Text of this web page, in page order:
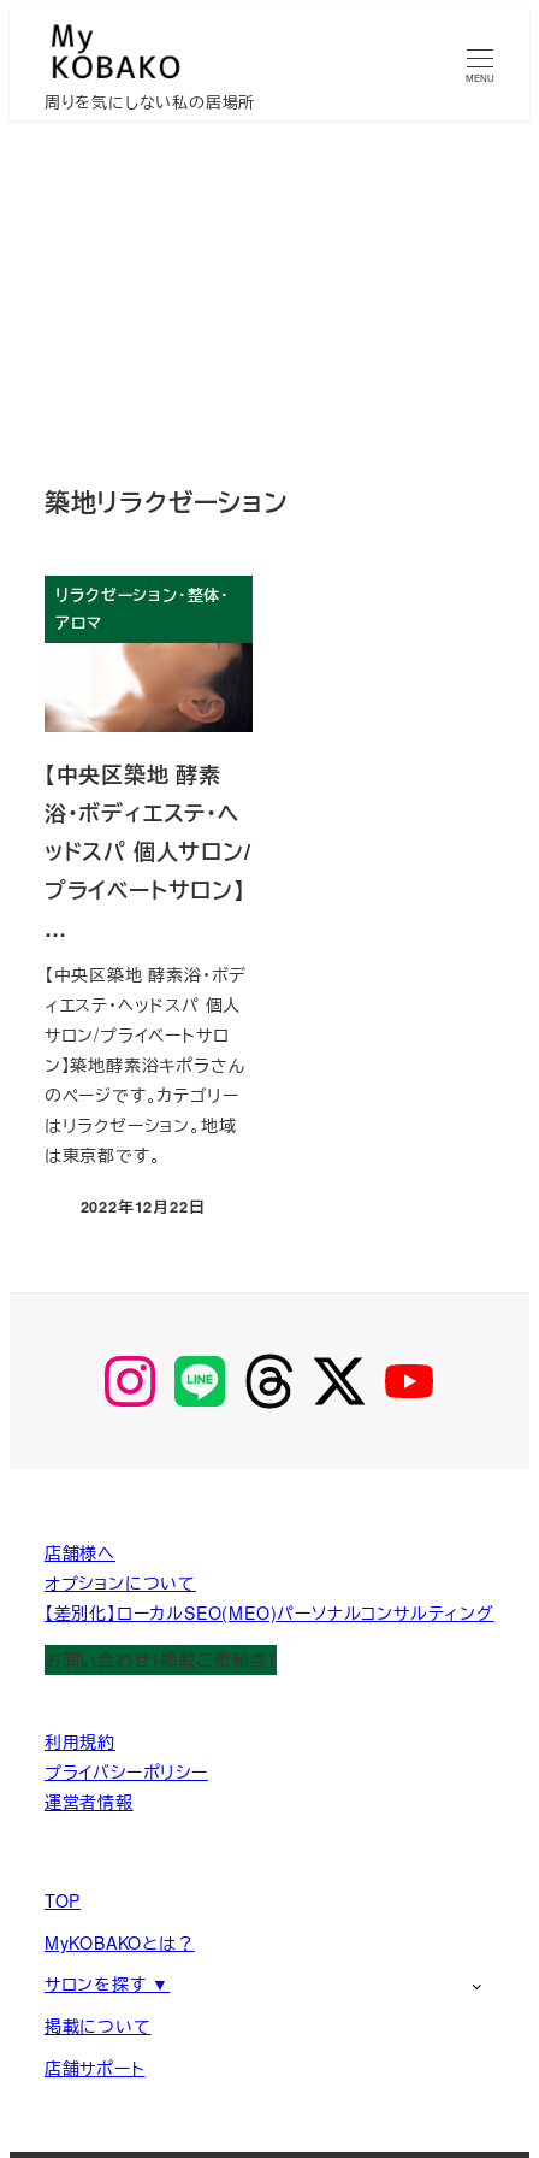
周りを気にしない私の居場所
MENU
築地リラクゼーション
リラクゼーション・整体・
アロマ
【中央区築地 酵素
浴・ボディエステ・ヘ
ッドスパ 個人サロン/
プライベートサロン】
…
【中央区築地 酵素浴・ボデ
ィエステ・ヘッドスパ 個人
サロン/プライベートサロ
ン】築地酵素浴キポラさん
のページです。カテゴリー
はリラクゼーション。地域
は東京都です。
投稿日
2022年12月22日
【Instagram】
MyKOBAKO
【LINE】 【threads】 【Twitter】
店舗様へ
オプションについて
【差別化】ローカルSEO(MEO)パーソナルコンサルティング
お問い合わせ（掲載ご依頼含）
利用規約
プライバシーポリシー
運営者情報
TOP
MyKOBAKOとは？
サロンを探す ▼
掲載について
店舗サポート